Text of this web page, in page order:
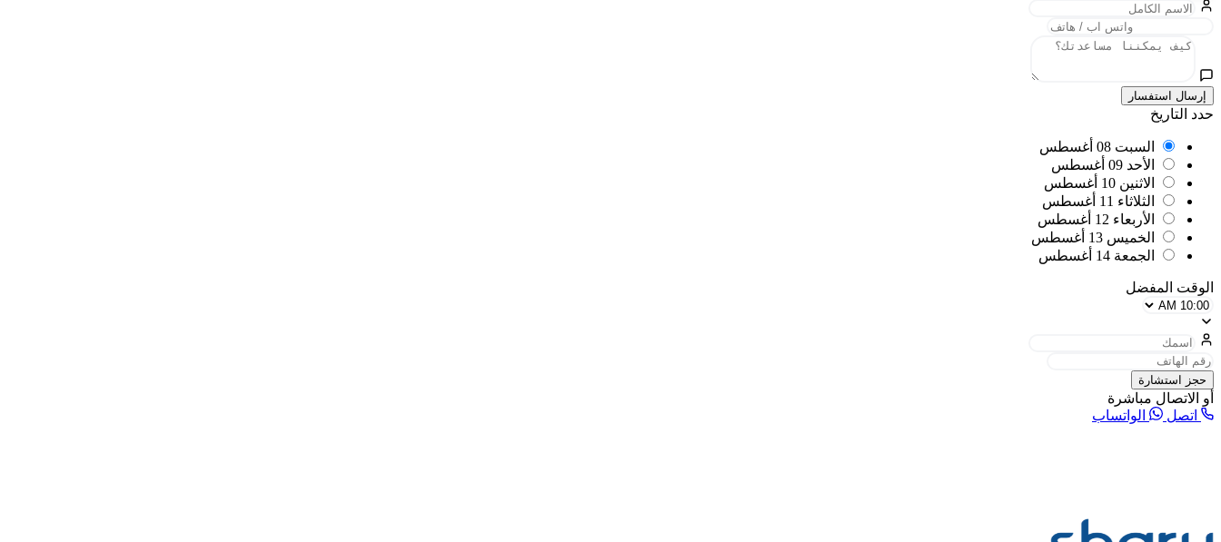
إرسال استفسار
حدد التاريخ
السبت 08 أغسطس
الأحد 09 أغسطس
الاثنين 10 أغسطس
الثلاثاء 11 أغسطس
الأربعاء 12 أغسطس
الخميس 13 أغسطس
الجمعة 14 أغسطس
الوقت المفضل
حجز استشارة
أو الاتصال مباشرة
اتصل
الواتساب